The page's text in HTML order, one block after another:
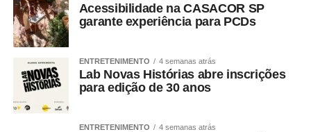
Acessibilidade na CASACOR SP
garante experiência para PCDs
ENTRETENIMENTO 4 semanas atrás
Lab Novas Histórias abre inscrições
para edição de 30 anos
ENTRETENIMENTO 4 semanas atrás